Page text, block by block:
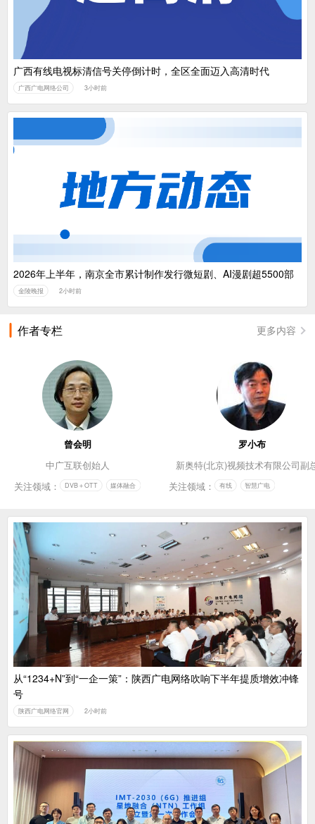
广西有线电视标清信号关停倒计时，全区全面迈入高清时代
广西广电网络公司 3小时前
2026年上半年，南京全市累计制作发行微短剧、AI漫剧超5500部
金陵晚报 2小时前
作者专栏 更多内容
曾会明
中广互联创始人
关注领域：
DVB＋OTT 媒体融合
罗小布
新奥特(北京)视频技术有限公司副
关注领域：
有线 智慧广电
从“1234+N”到“一企一策”：陕西广电网络吹响下半年提质增效冲锋
号
陕西广电网络官网 2小时前